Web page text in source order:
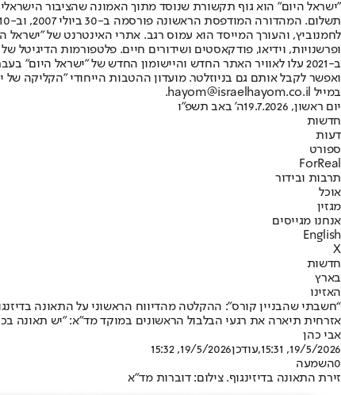
"ישראל היום" הוא גוף תקשורת שנוסד מתוך האמונה שהציבור הישראלי
ופרשנויות, וידיאו, פודקאסטים ושידורים חיים. פלטפורמות הדיגיטל
ב-2021 עלו לאוויר האתר החדש והיישומון החדש של "ישראל
ואפשר לקבל אותם גם בניוזלטר. מועדון ההטבות הייחודי "הקליקה
במייל hayom@israelhayom.co.il.
יום ראשון, 19.7.2026
ה' באב תשפ"ו
חדשות
דעות
ספורט
ForReal
תרבות ובידור
אוכל
מגזין
אנחנו מגייסים
English
X
חדשות
בארץ
האזינו
“חשבתי שהבניין קורס”: ההקלטה מהדיווח הראשוני על התאונה
אזרחית תיארה את רגעי הבלבול הראשונים במוקד מד"א: "יש תאונה
אבי כהן
19/5/2026, 15:31
,עודכן19/5/2026, 15:32
0השמעה
זירת התאונה בדיזינגוף. צילום: דוברות מד"א